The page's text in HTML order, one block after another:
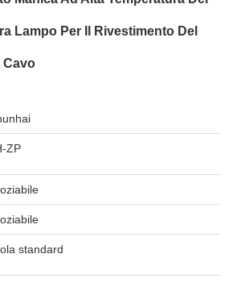
Lampo Per Il Rivestimento Del
Cavo
ZP
standard